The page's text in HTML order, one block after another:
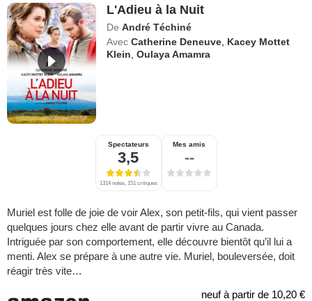
L'Adieu à la Nuit
De André Téchiné
Avec Catherine Deneuve Kacey Mottet
Klein ,Oulaya Amamra
Spectateurs
3,5
1314 notes, 151 critiques
Mes amis
--
Muriel est folle de joie de voir Alex, son petit-fils, qui vient passer
quelques jours chez elle avant de partir vivre au Canada.
Intriguée par son comportement, elle découvre bientôt qu’il lui a
menti. Alex se prépare à une autre vie. Muriel, bouleversée, doit
réagir très vite…
neuf à partir de 10,20 €